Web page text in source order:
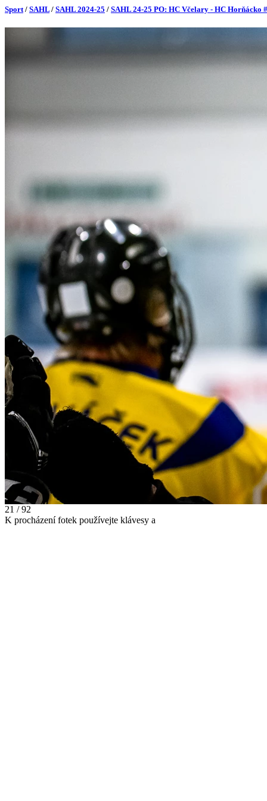
Sport/ SAHL / SAHL 2024-25 / SAHL 24-25 PO: HC Včelary - HC Horňácko
21 / 92
K procházení fotek používejte klávesy a